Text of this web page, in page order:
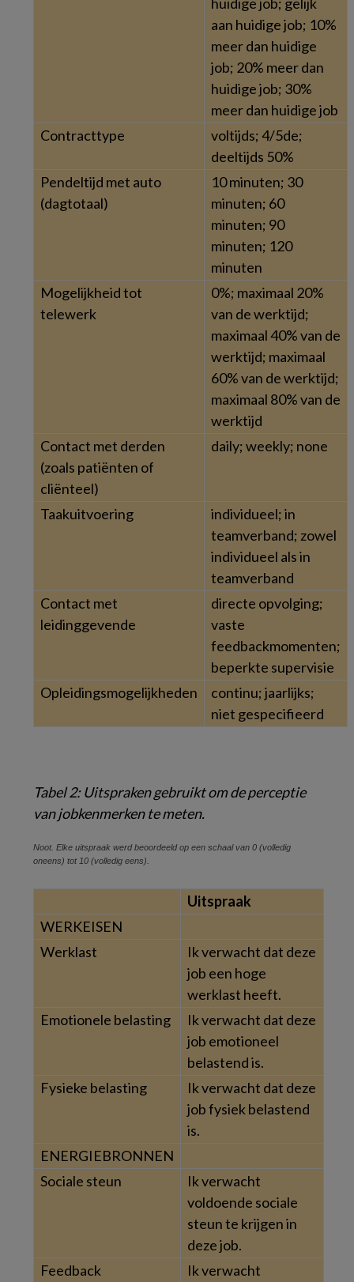
aan huidige job; 10%
meer dan huidige
job; 20% meer dan
huidige job; 30%
meer dan huidige job
Contracttype
voltijds; 4/5de;
deeltijds 50%
Pendeltijd met auto
(dagtotaal)
10 minuten; 30
minuten; 60
minuten; 90
minuten; 120
minuten
Mogelijkheid tot
telewerk
0%; maximaal 20%
van de werktijd;
maximaal 40% van de
werktijd; maximaal
60% van de werktijd;
maximaal 80% van de
werktijd
Contact met derden
(zoals patiënten of
cliënteel)
daily; weekly; none
Taakuitvoering
individueel; in
teamverband; zowel
individueel als in
teamverband
Contact met
leidinggevende
directe opvolging;
vaste
feedbackmomenten;
beperkte supervisie
Opleidingsmogelijkheden
continu; jaarlijks;
niet gespecifieerd
Tabel 2: Uitspraken gebruikt om de perceptie
van jobkenmerken te meten.
Noot. Elke uitspraak werd beoordeeld op een schaal van 0 (volledig
oneens) tot 10 (volledig eens).
Uitspraak
WERKEISEN
Werklast
Ik verwacht dat deze
job een hoge
werklast heeft.
Emotionele belasting
Ik verwacht dat deze
job emotioneel
belastend is.
Fysieke belasting
Ik verwacht dat deze
job fysiek belastend
is.
ENERGIEBRONNEN
Sociale steun
Ik verwacht
voldoende sociale
steun te krijgen in
deze job.
Feedback
Ik verwacht